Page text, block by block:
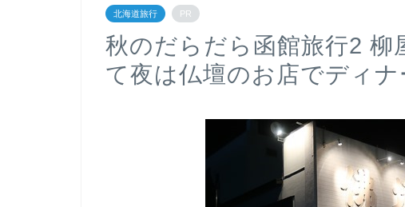
北海道旅行 PR
秋のだらだら函館旅行2 柳
て夜は仏壇のお店でディナ